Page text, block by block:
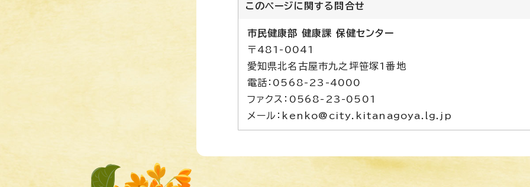
このページに関する 問合せ
市民健康部 健康課 保健センター
〒481-0041
愛知県北名古屋市九之坪笹塚1番地
電話：0568-23-4000
ファクス：0568-23-0501
メール：kenko@city.kitanagoya.lg.jp